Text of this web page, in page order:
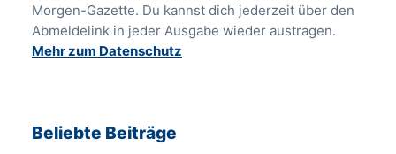
Morgen-Gazette. Du kannst dich jederzeit über den
Abmeldelink in jeder Ausgabe wieder austragen.
Mehr zum Datenschutz
Beliebte Beiträge